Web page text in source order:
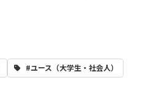
#ユース（大学生・社会人）